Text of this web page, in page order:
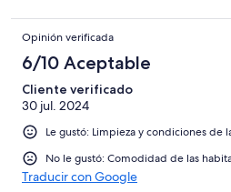
Opinión verificada
6/10 Aceptable
Cliente verificado
30 jul. 2024
Le gustó: Limpieza y condiciones de
No le gustó: Comodidad de las
Traducir con Google